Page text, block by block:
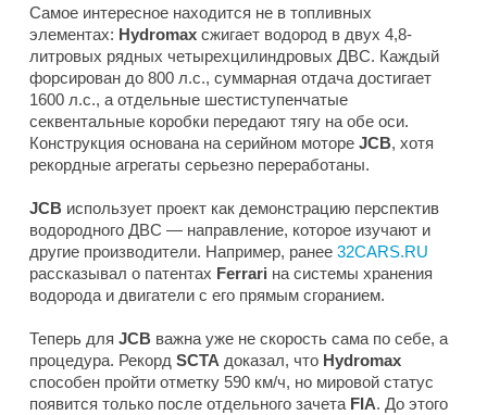
Самое интересное находится не в топливных
элементах: Hydromax сжигает водород в двух 4,8-
литровых рядных четырехцилиндровых ДВС. Каждый
форсирован до 800 л.с., суммарная отдача достигает
1600 л.с., а отдельные шестиступенчатые
секвентальные коробки передают тягу на обе оси.
Конструкция основана на серийном моторе JCB, хотя
рекордные агрегаты серьезно переработаны.
JCB использует проект как демонстрацию перспектив
водородного ДВС — направление, которое изучают и
другие производители. Например, ранее 32CARS.RU
рассказывал о патентах Ferrari на системы хранения
водорода и двигатели с его прямым сгоранием.
Теперь для JCB важна уже не скорость сама по себе, а
процедура. Рекорд SCTA доказал, что Hydromax
способен пройти отметку 590 км/ч, но мировой статус
появится только после отдельного зачета FIA. До этого